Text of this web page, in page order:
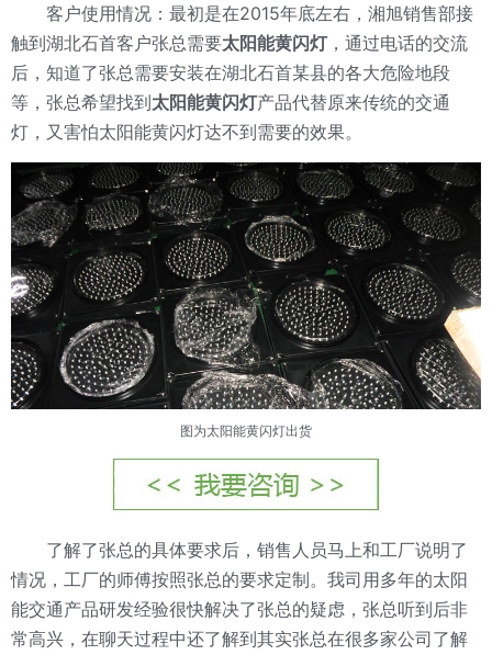
客户使用情况：最初是在2015年底左右，湘旭销售部接
触到湖北石首客户张总需要太阳能黄闪灯，通过电话的交流
后，知道了张总需要安装在湖北石首某县的各大危险地段
等，张总希望找到太阳能黄闪灯产品代替原来传统的交通
灯，又害怕太阳能黄闪灯达不到需要的效果。
图为太阳能黄闪灯出货
了解了张总的具体要求后，销售人员马上和工厂说明了
情况，工厂的师傅按照张总的要求定制。我司用多年的太阳
能交通产品研发经验很快解决了张总的疑虑，张总听到后非
常高兴，在聊天过程中还了解到其实张总在很多家公司了解